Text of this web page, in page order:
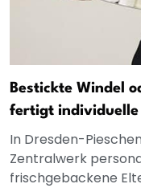
Bestickte Windel
fertigt individuelle
In Dresden-
Zentralwerk
frischgebackene